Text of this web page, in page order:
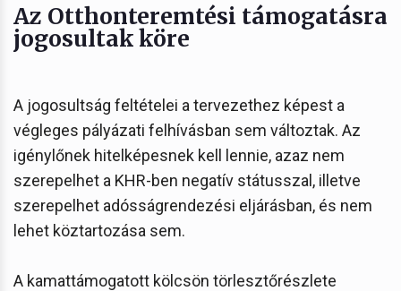
Az Otthonteremtési támogatásra
jogosultak köre
A jogosultság feltételei a tervezethez képest a
végleges pályázati felhívásban sem változtak. Az
igénylőnek hitelképesnek kell lennie, azaz nem
szerepelhet a KHR-ben negatív státusszal, illetve
szerepelhet adósságrendezési eljárásban, és nem
lehet köztartozása sem.
A kamattámogatott kölcsön törlesztőrészlete